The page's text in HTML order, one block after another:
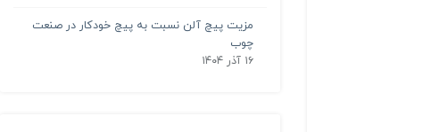
مزیت پیچ آلن نسبت به پیچ خودکار در صنعت
چوب
۱۶ آذر ۱۴۰۴